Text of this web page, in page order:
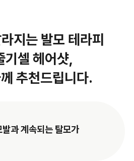
지는 발모 테라피
기셀 헤어샷,
추천드립니다.
과 계속되는 탈모가